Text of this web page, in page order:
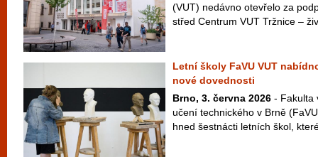
(VUT) nedávno otevřelo za
střed Centrum VUT Tržnice –
Letní školy FaVU VUT
nové dovednosti
Brno, 3. června 2026 - Fakulta
učení technického v Brně
hned šestnácti letních škol,